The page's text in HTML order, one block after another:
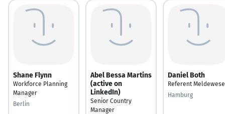
Shane Flynn
Workforce Planning
Manager
Berlin
Abel Bessa Martins
(active on
LinkedIn)
Senior Country
Manager
Daniel Both
Referent
Hamburg